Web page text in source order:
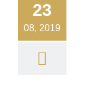
23
08, 2019